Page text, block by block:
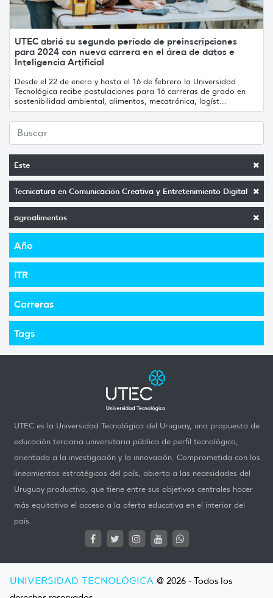
Este
Tecnicatura en Comunicación Creativa y Entretenimiento Digital
agroalimentos
Año
ITR
Carreras
Tags
UTEC abrió su segundo período de preinscripciones
para 2024 con nueva carrera en el área de datos e
Inteligencia Artificial
Desde el 22 de enero y hasta el 16 de febrero la Universidad
Tecnológica recibe postulaciones para 16 carreras de grado en
sostenibilidad ambiental, alimentos, mecatrónica, logíst...
UTEC es la Universidad Tecnológica del Uruguay, una propuesta de
educación terciaria universitaria pública de perfil tecnológico,
orientada a la investigación y la innovación. Comprometida con los
lineamientos estratégicos del país, abierta a las necesidades del
Uruguay productivo, que tiene entre sus objetivos centrales hacer
más equitativo el acceso a la oferta educativa en el interior del
país.
UNIVERSIDAD TECNOLÓGICA @ 2026 - Todos los